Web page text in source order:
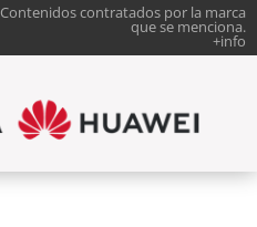
Contenidos contratados por la marca
que se menciona.
+info